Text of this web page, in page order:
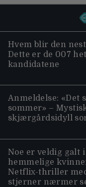
Hvem blir den
Dette er de 007
kandidatene
Anmeldelse: «Det
sommer» –
skjærgårdsidyll
Noe er veldig galt i
hemmelige
Netflix-thriller
stjerner nærmer